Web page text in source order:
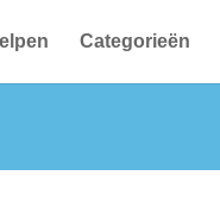
Categorieën